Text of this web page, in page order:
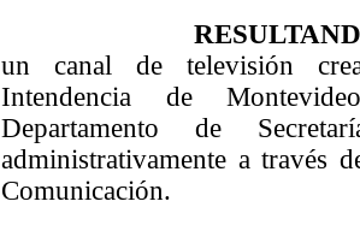
un canal de televisión
Intendencia de
Departamento de
administrativamente a través
Comunicación.